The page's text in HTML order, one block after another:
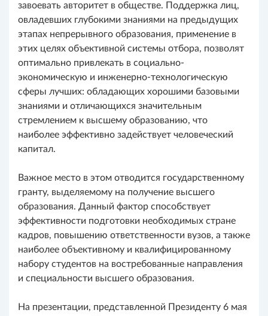
завоевать авторитет в обществе. Поддержка лиц,
овладевших глубокими знаниями на предыдущих
этапах непрерывного образования, применение в
этих целях объективной системы отбора, позволят
оптимально привлекать в социально-
экономическую и инженерно-технологическую
сферы лучших: обладающих хорошими базовыми
знаниями и отличающихся значительным
стремлением к высшему образованию, что
наиболее эффективно задействует человеческий
капитал.
Важное место в этом отводится государственному
гранту, выделяемому на получение высшего
образования. Данный фактор способствует
эффективности подготовки необходимых стране
кадров, повышению ответственности вузов, а также
наиболее объективному и квалифицированному
набору студентов на востребованные направления
и специальности высшего образования.
На презентации, представленной Президенту 6 мая